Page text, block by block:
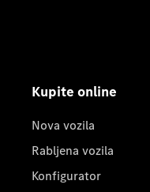
Kupite online
Nova vozila
Rabljena vozila
Konfigurator